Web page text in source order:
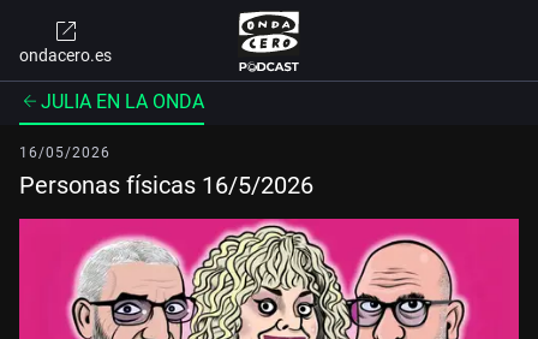
ondacero.es
JULIA EN LA ONDA
16/05/2026
Personas físicas 16/5/2026